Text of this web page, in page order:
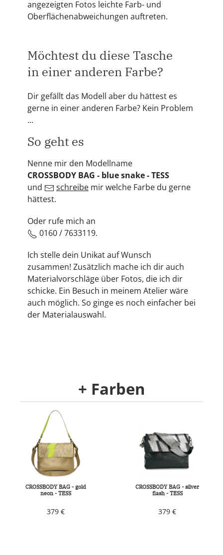
angezeigten Fotos leichte Farb- und
Oberflächenabweichungen auftreten.
Möchtest du diese Tasche
in einer anderen Farbe?
Dir gefällt das Modell aber du hättest es
gerne in einer anderen Farbe? Kein Problem
...
So geht es
Nenne mir den Modellname
CROSSBODY BAG - blue snake - TESS
und
schreibe mir welche Farbe du gerne
hättest.
Oder rufe mich an
0160 / 7633119.
Ich stelle dein Unikat auf Wunsch
zusammen! Zusätzlich mache ich dir auch
Materialvorschläge über Fotos, die ich dir
schicke. Ein Besuch in meinem Atelier wäre
auch möglich. So ginge es noch einfacher bei
der Materialauswahl.
+ Farben
CROSSBODY BAG - gold
neon - TESS
379 €
CROSSBODY BAG - silver
flash - TESS
379 €